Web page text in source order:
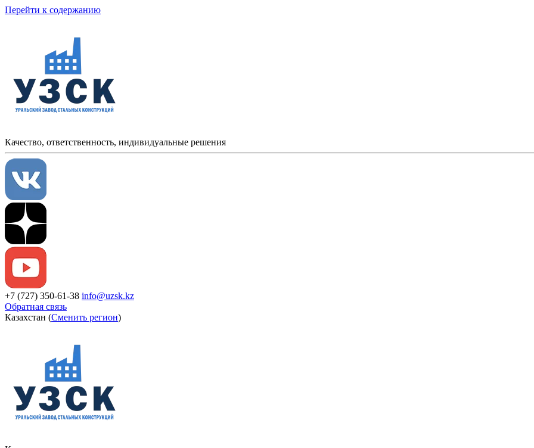
Перейти к содержанию
Качество, ответственность, индивидуальные решения
+7 (727) 350-61-38 info@uzsk.kz
Обратная связь
Казахстан (Сменить регион)